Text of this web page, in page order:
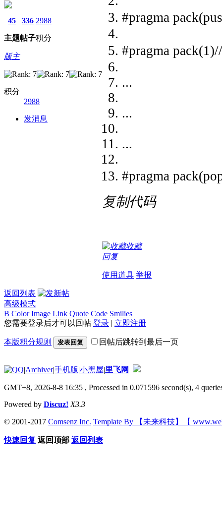
45
主题
336
帖子
2988
积分
版主
积分
2988
发消息
#pragma
#pragma
...
...
...
#pragma
复制代码
收藏
回复
使用道具 举报
返回列表
高级模式
B Color Image Link Quote Code Smilies
您需要登录后才可以回帖 登录 | 立即注册
本版积分规则 发表回复 回帖后跳转到最后一页
|Archiver|手机版|小黑屋|里飞网
GMT+8, 2026-8-8 16:35 , Processed in 0.071596 second(s), 4
Powered by Discuz! X3.3
© 2001-2017 Comsenz Inc. Template By 【未来科技】【
快速回复 返回顶部 返回列表